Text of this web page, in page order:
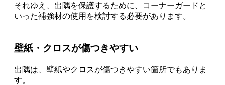
それゆえ、出隅を保護するために、コーナーガードと
いった補強材の使用を検討する必要があります。
壁紙・クロスが傷つきやすい
出隅は、壁紙やクロスが傷つきやすい箇所でもありま
す。